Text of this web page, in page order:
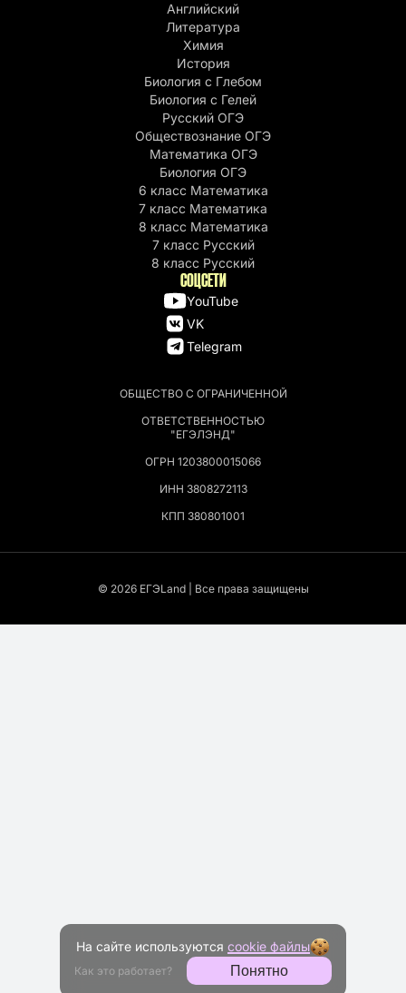
ОБЩЕСТВО С ОГРАНИЧЕННОЙ
ОТВЕТСТВЕННОСТЬЮ
"ЕГЭЛЭНД"
ОГРН 1203800015066
ИНН 3808272113
КПП 380801001
Английский
Литература
Химия
История
Биология с Глебом
Биология с Гелей
Русский ОГЭ
Обществознание ОГЭ
Математика ОГЭ
Биология ОГЭ
6 класс Математика
7 класс Математика
8 класс Математика
7 класс Русский
8 класс Русский
СОЦСЕТИ
YouTube
VK
Telegram
© 2026 EГЭLand | Все права защищены
На сайте используются cookie файлы
Как это работает? Понятно